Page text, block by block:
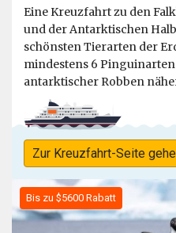
Eine Kreuzfahrt zu den
und der Antarktischen
schönsten Tierarten der
mindestens 6
antarktischer Robben
Zur Kreuzfahrt-Seite
Bis zu $5600 Rabatt